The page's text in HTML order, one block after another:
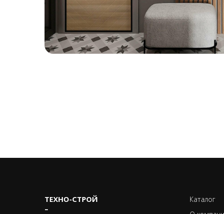
ТЕХНО-CТРОЙ
–
Каталог